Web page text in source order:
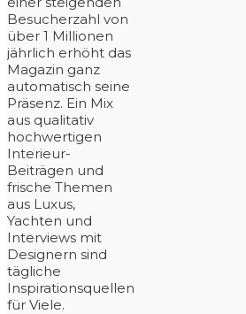
Besucherzahl von
über 1 Millionen
jährlich erhöht das
Magazin ganz
automatisch seine
Präsenz. Ein Mix
aus qualitativ
hochwertigen
Interieur-
Beiträgen und
frische Themen
aus Luxus,
Yachten und
Interviews mit
Designern sind
tägliche
Inspirationsquellen
für Viele.